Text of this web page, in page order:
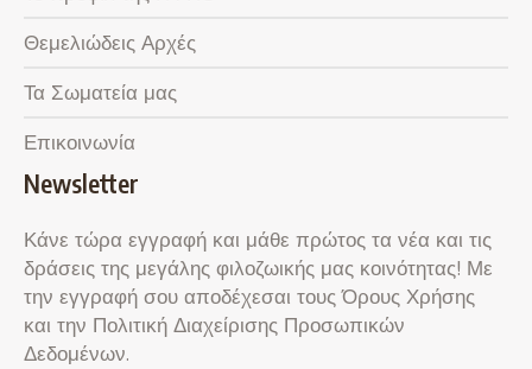
Θεμελιώδεις Αρχές
Τα Σωματεία μας
Επικοινωνία
Newsletter
Κάνε τώρα εγγραφή και μάθε πρώτος τα νέα και τις
δράσεις της μεγάλης φιλοζωικής μας κοινότητας! Με
την εγγραφή σου αποδέχεσαι τους Όρους Χρήσης
και την Πολιτική Διαχείρισης Προσωπικών
Δεδομένων.